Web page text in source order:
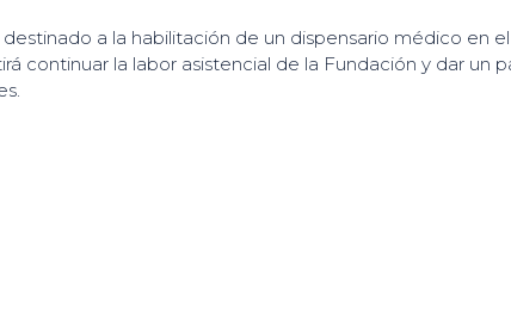
a la habilitación de un dispensario médico en el
continuar la labor asistencial de la Fundación y dar un